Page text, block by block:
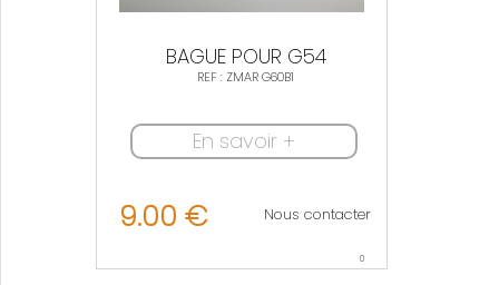
BAGUE POUR G54
REF : ZMAR G60B1
En savoir +
9.00 € Nous contacter
0